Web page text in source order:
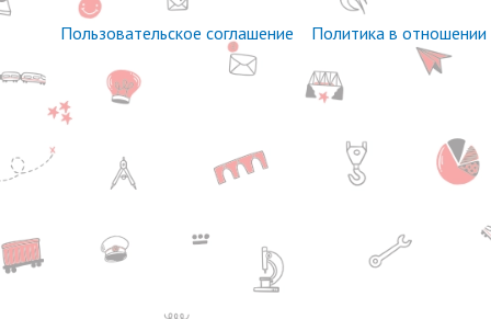
Пользовательское соглашение Политика в